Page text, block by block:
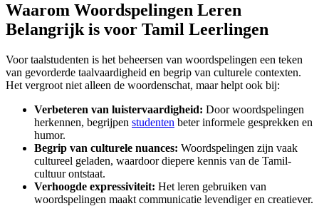
Waarom Woordspelingen Leren
Belangrijk is voor Tamil Leerlingen
Voor taalstudenten is het beheersen van woordspelingen een teken
van gevorderde taalvaardigheid en begrip van culturele contexten.
Het vergroot niet alleen de woordenschat, maar helpt ook bij:
Verbeteren van luistervaardigheid: Door woordspelingen
herkennen, begrijpen studenten beter informele gesprekken en
humor.
Begrip van culturele nuances: Woordspelingen zijn vaak
cultureel geladen, waardoor diepere kennis van de Tamil-
cultuur ontstaat.
Verhoogde expressiviteit: Het leren gebruiken van
woordspelingen maakt communicatie levendiger en creatiever.